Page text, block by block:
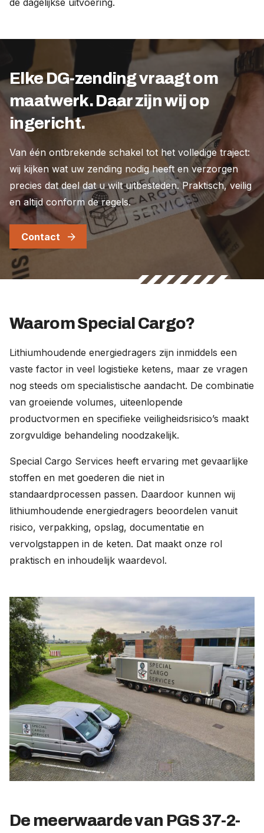
de dagelijkse uitvoering.
Elke DG-zending vraagt om
maatwerk. Daar zijn wij op
ingericht.
Van één ontbrekende schakel tot het volledige traject:
wij kijken wat uw zending nodig heeft en verzorgen
precies dat deel dat u wilt uitbesteden. Praktisch, veilig
en altijd conform de regels.
Contact
Waarom Special Cargo?
Lithiumhoudende energiedragers zijn inmiddels een
vaste factor in veel logistieke ketens, maar ze vragen
nog steeds om specialistische aandacht. De combinatie
van groeiende volumes, uiteenlopende
productvormen en specifieke veiligheidsrisico’s maakt
zorgvuldige behandeling noodzakelijk.
Special Cargo Services heeft ervaring met gevaarlijke
stoffen en met goederen die niet in
standaardprocessen passen. Daardoor kunnen wij
lithiumhoudende energiedragers beoordelen vanuit
risico, verpakking, opslag, documentatie en
vervolgstappen in de keten. Dat maakt onze rol
praktisch en inhoudelijk waardevol.
De meerwaarde van PGS 37-2-